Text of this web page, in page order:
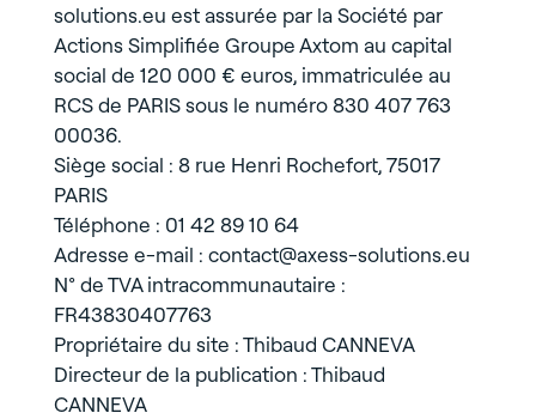
solutions.eu est assurée par la Société par
Actions Simplifiée Groupe Axtom au capital
social de 120 000 € euros, immatriculée au
RCS de PARIS sous le numéro 830 407 763
00036.
Siège social : 8 rue Henri Rochefort, 75017
PARIS
Téléphone : 01 42 89 10 64
Adresse e-mail : contact@axess-solutions.eu
N° de TVA intracommunautaire :
FR43830407763
Propriétaire du site : Thibaud CANNEVA
Directeur de la publication : Thibaud
CANNEVA